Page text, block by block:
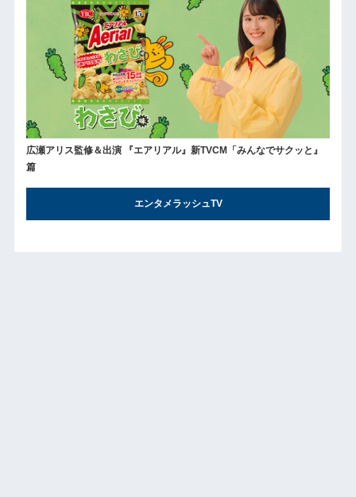
広瀬アリス監修＆出演 『エアリアル』新TVCM「みんなでサクッと』
篇
エンタメラッシュTV